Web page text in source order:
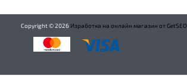
Copyright ©2026 Изработка на онлайн магазин от GetSEO